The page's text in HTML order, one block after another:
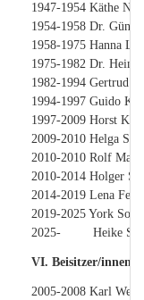
1947-1954 Käthe
1954-1958 Dr.
1958-1975 Hanna
1975-1982 Dr.
1982-1994 Gertrud
1994-1997 Guido
1997-2009 Horst
2009-2010 Helga
2010-2010 Rolf
2010-2014 Holger
2014-2019 Lena
2019-2025 York
2025- Heike
VI. Beisitzer/innen
2005-2008 Karl